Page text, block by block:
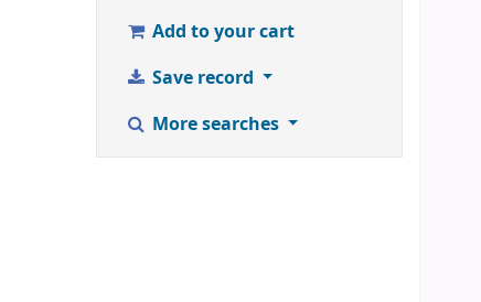
Add to your cart
Save record
More searches